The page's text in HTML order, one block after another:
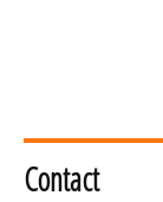
Contact